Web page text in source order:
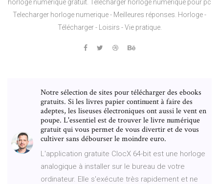
horloge numérique gratuit. Telecharger horloge numerique pour pc
Telecharger horloge numerique - Meilleures réponses. Horloge -
Télécharger - Loisirs - Vie pratique.
Notre sélection de sites pour télécharger des ebooks
gratuits. Si les livres papier continuent à faire des
adeptes, les liseuses électroniques ont aussi le vent en
poupe. L'essentiel est de trouver le livre numérique
gratuit qui vous permet de vous divertir et de vous
cultiver sans débourser le moindre euro.
L'application gratuite ClocX 64-bit est une horloge
analogique à installer sur le bureau de votre
ordinateur. Elle s'exécute très rapidement et ne